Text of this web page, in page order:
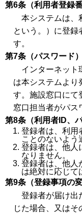
第6条（利用者登録番
本システムは、
という。）に登録
す。
第7条（パスワード）
インターネット
は本システムより
す。施設窓口にて
窓口担当者がパス
第8条（利用者ID、
登録者は、利用
ことのないよう
登録者は、他人
なりません。
登録者は、他人
は絶対に応じて
第9条（登録事項の変
登録者が届け出
じた場合、又は